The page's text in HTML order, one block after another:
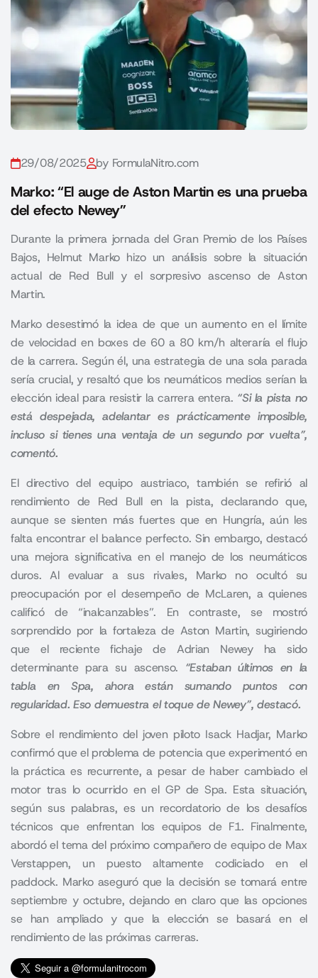
29/08/2025 by FormulaNitro.com
Marko: “El auge de Aston Martin es una prueba
del efecto Newey”
Durante la primera jornada del Gran Premio de los Países
Bajos, Helmut Marko hizo un análisis sobre la situación
actual de Red Bull y el sorpresivo ascenso de Aston
Martin.
Marko desestimó la idea de que un aumento en el límite
de velocidad en boxes de 60 a 80 km/h alteraría el flujo
de la carrera. Según él, una estrategia de una sola parada
sería crucial, y resaltó que los neumáticos medios serían la
elección ideal para resistir la carrera entera. “Si la pista no
está despejada, adelantar es prácticamente imposible,
incluso si tienes una ventaja de un segundo por vuelta”,
comentó.
El directivo del equipo austriaco, también se refirió al
rendimiento de Red Bull en la pista, declarando que,
aunque se sienten más fuertes que en Hungría, aún les
falta encontrar el balance perfecto. Sin embargo, destacó
una mejora significativa en el manejo de los neumáticos
duros. Al evaluar a sus rivales, Marko no ocultó su
preocupación por el desempeño de McLaren, a quienes
calificó de “inalcanzables”. En contraste, se mostró
sorprendido por la fortaleza de Aston Martin, sugiriendo
que el reciente fichaje de Adrian Newey ha sido
determinante para su ascenso. “Estaban últimos en la
tabla en Spa, ahora están sumando puntos con
regularidad. Eso demuestra el toque de Newey”, destacó.
Sobre el rendimiento del joven piloto Isack Hadjar, Marko
confirmó que el problema de potencia que experimentó en
la práctica es recurrente, a pesar de haber cambiado el
motor tras lo ocurrido en el GP de Spa. Esta situación,
según sus palabras, es un recordatorio de los desafíos
técnicos que enfrentan los equipos de F1. Finalmente,
abordó el tema del próximo compañero de equipo de Max
Verstappen, un puesto altamente codiciado en el
paddock. Marko aseguró que la decisión se tomará entre
septiembre y octubre, dejando en claro que las opciones
se han ampliado y que la elección se basará en el
rendimiento de las próximas carreras.